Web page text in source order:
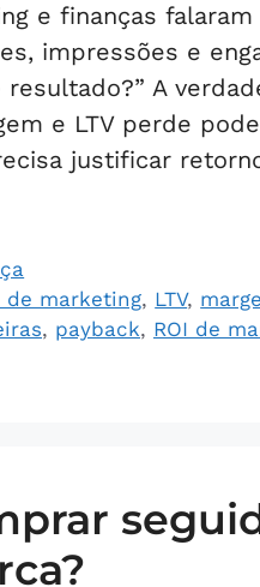
e finanças
impressões e
A
e LTV perde
justificar
de marketing, LTV,
, payback, ROI de